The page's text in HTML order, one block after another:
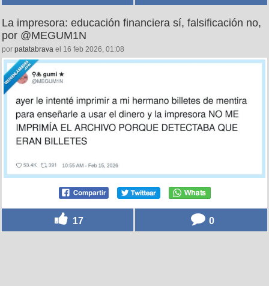
La impresora: educación financiera sí, falsificación no,
por @MEGUM1N
por patatabrava el 16 feb 2026, 01:08
17 0